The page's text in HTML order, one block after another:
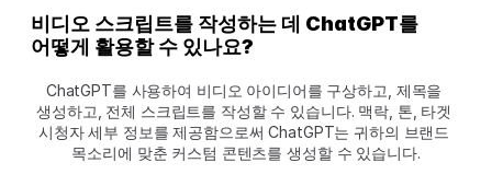
비디오 스크립트를 작성하는 데 ChatGPT를
어떻게 활용할 수 있나요?
ChatGPT를 사용하여 비디오 아이디어를 구상하고, 제목을
생성하고, 전체 스크립트를 작성할 수 있습니다. 맥락, 톤, 타겟
시청자 세부 정보를 제공함으로써 ChatGPT는 귀하의 브랜드
목소리에 맞춘 커스텀 콘텐츠를 생성할 수 있습니다.